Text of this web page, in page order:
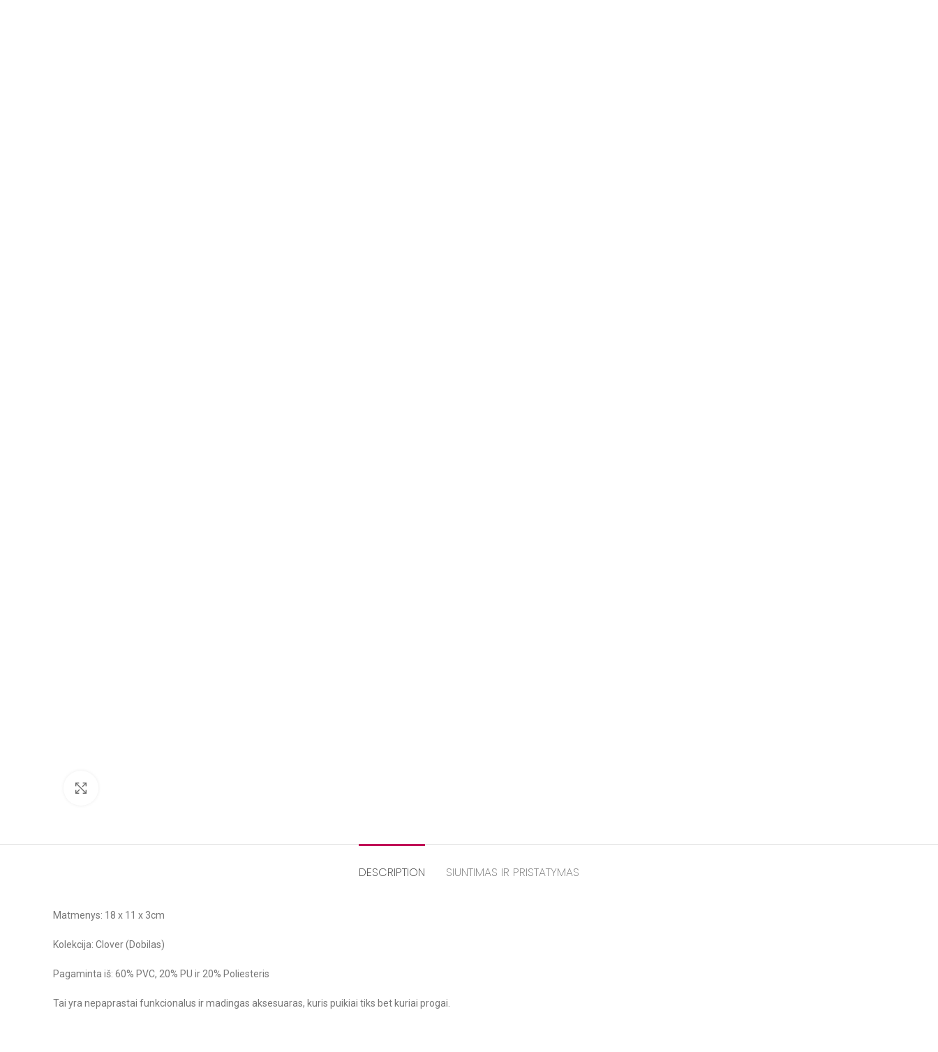
DESCRIPTION SIUNTIMAS IR PRISTATYMAS
Matmenys: 18 x 11 x 3cm
Kolekcija: Clover (Dobilas)
Pagaminta iš: 60% PVC, 20% PU ir 20% Poliesteris
Tai yra nepaprastai funkcionalus ir madingas aksesuaras, kuris puikiai tiks bet kuriai progai.